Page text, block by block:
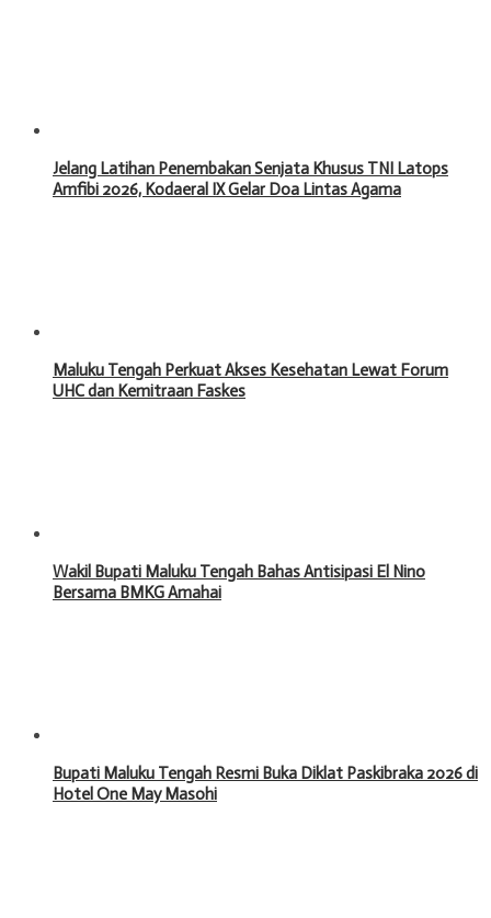
Jelang Latihan Penembakan Senjata Khusus TNI Latops
Amfibi 2026, Kodaeral IX Gelar Doa Lintas Agama
Maluku Tengah Perkuat Akses Kesehatan Lewat Forum
UHC dan Kemitraan Faskes
Wakil Bupati Maluku Tengah Bahas Antisipasi El Nino
Bersama BMKG Amahai
Bupati Maluku Tengah Resmi Buka Diklat Paskibraka 2026 di
Hotel One May Masohi